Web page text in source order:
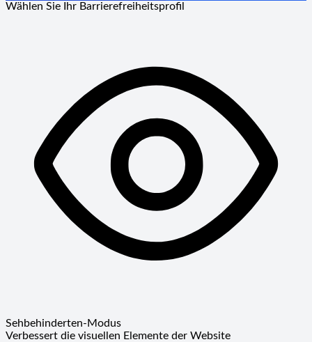
Wählen Sie Ihr Barrierefreiheitsprofil
Sehbehinderten-Modus
Verbessert die visuellen Elemente der Website